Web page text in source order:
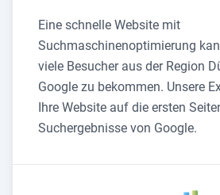
Eine schnelle Website mit
Suchmaschinenoptimierung
viele Besucher aus der Region
Google zu bekommen. Unsere
Ihre Website auf die ersten
Suchergebnisse von Google.